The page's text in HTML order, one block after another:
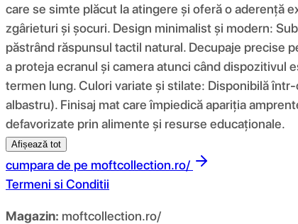
care se simte plăcut la atingere și oferă o aderență
zgârieturi și șocuri. Design minimalist și modern:
păstrând răspunsul tactil natural. Decupaje precise
a proteja ecranul și camera atunci când dispozitivul
termen lung. Culori variate și stilate: Disponibilă
albastru). Finisaj mat care împiedică apariția
defavorizate prin alimente și resurse educaționale.
Afișează tot
cumpara de pe moftcollection.ro/
Termeni si Conditii
Magazin: moftcollection.ro/